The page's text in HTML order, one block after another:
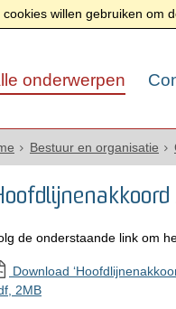
willen gebruiken om
onderwerpen
Bestuur en organisatie
de onderstaande link om
Download
, 2MB